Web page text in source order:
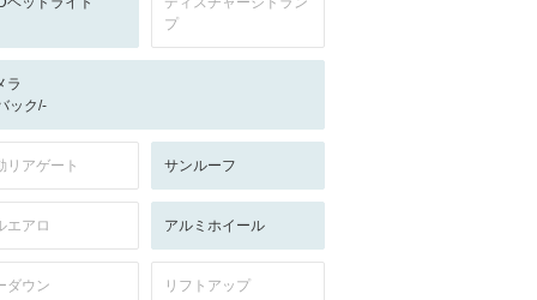
プ
ラ
ック/-
リアゲート サンルーフ
エアロ アルミホイール
ダウン リフトアップ